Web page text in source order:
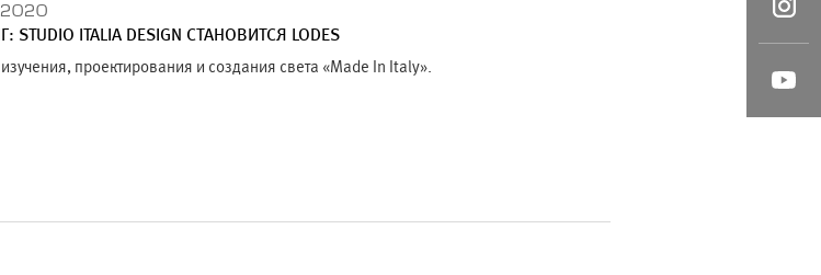
STUDIO ITALIA DESIGN СТАНОВИТСЯ LODES
проектирования и создания света «Made In Italy».